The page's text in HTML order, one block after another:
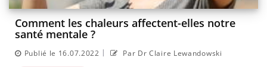
Comment les chaleurs affectent-elles notre
santé mentale ?
Publié le 16.07.2022 | Par Dr Claire Lewandowski